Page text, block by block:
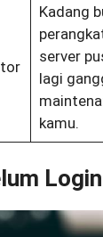
Kadang
server
lagi
kamu.